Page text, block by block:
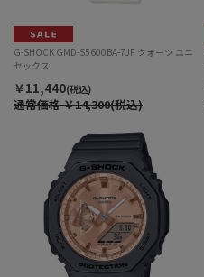
G-SHOCK GMD-S5600BA-7JF クォーツ ユニ
セックス
￥11,440(税込)
通常価格￥14,300(税込)